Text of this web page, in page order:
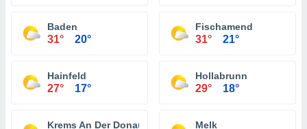
Baden
31° 20°
Fischamend
31° 21°
Hainfeld
27° 17°
Hollabrunn
29° 18°
Krems An Der Donau Melk